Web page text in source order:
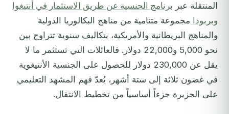
المنتقلة عبر برنامج الجنسية عن طريق الاستثمار في أنتيغوا
وبربودا مجموعة متنامية من مناهج البكالوريا الدولية
والمناهج البريطانية والأمريكية، بتكاليف سنوية تتراوح بين
نحو 5,000 و22,000 دولار. فالعائلات التي تستثمر ما لا
يقل عن 230,000 دولار للحصول على الجنسية الأنتيغوية
في غضون ثلاثة إلى ستة أشهر، يُعدّ فهم المشهد التعليمي
على الجزيرة جزءاً أساسياً من تخطيط الانتقال.